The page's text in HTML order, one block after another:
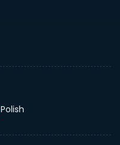
Polish‎